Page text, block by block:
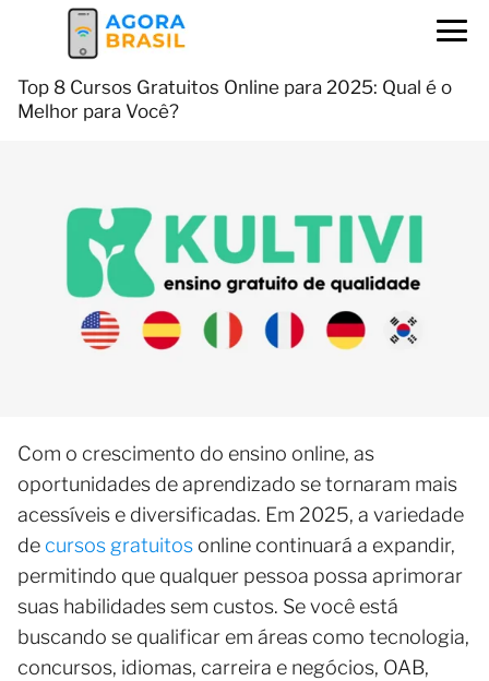
Top 8 Cursos Gratuitos Online para 2025: Qual é o
Melhor para Você?
Com o crescimento do ensino online, as
oportunidades de aprendizado se tornaram mais
acessíveis e diversificadas. Em 2025, a variedade
de cursos gratuitos online continuará a expandir,
permitindo que qualquer pessoa possa aprimorar
suas habilidades sem custos. Se você está
buscando se qualificar em áreas como tecnologia,
concursos, idiomas, carreira e negócios, OAB,